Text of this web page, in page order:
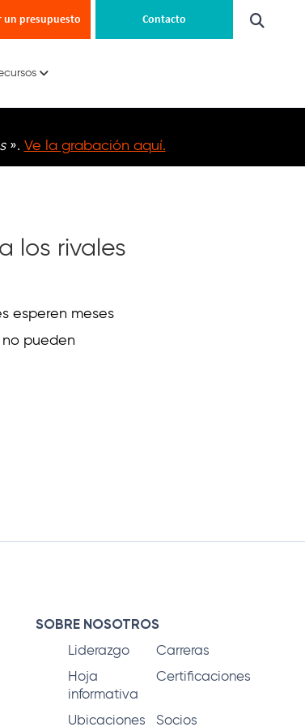
un presupuesto Contacto
». Ve la grabación aquí.
los rivales
esperen meses
pueden
SOBRE NOSOTROS
Liderazgo
Carreras
Hoja
informativa
Certificaciones
Ubicaciones Socios